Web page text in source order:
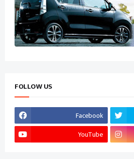
FOLLOW US
Facebook
YouTube